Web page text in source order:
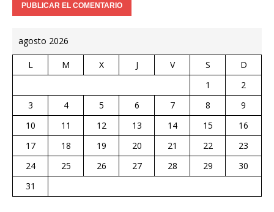
agosto 2026
L M X J V S
D
1
2
3
4 5 6 7 8
9
10
11 12 13 14 15
16
17
18 19 20 21 22
23
24
25 26 27 28 29
30
31